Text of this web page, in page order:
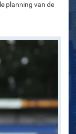
planning van de